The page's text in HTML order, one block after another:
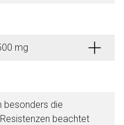
mg
besonders die
beachtet